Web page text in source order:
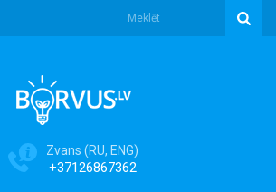
Zvans (RU, ENG)
+37126867362